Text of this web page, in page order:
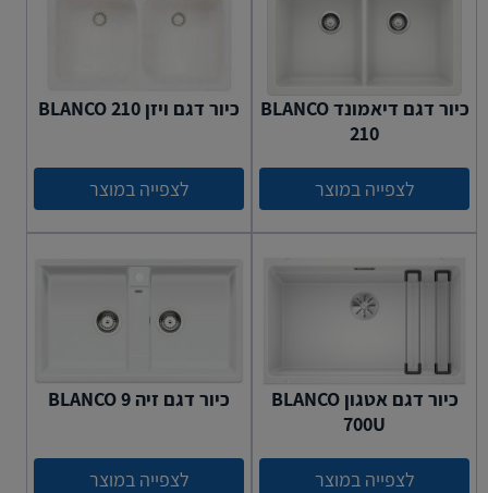
כיור דגם דיאמונד BLANCO
210
לצפייה במוצר
כיור דגם ויזן BLANCO 210
לצפייה במוצר
כיור דגם אטגון BLANCO
700U
לצפייה במוצר
כיור דגם זיה BLANCO 9
לצפייה במוצר